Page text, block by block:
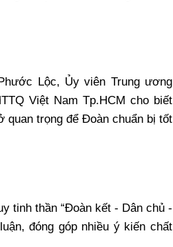
Lộc, Ủy viên Trung ương
Việt Nam Tp.HCM cho biết
quan trọng để Đoàn chuẩn bị tốt
tinh thần “Đoàn kết - Dân chủ -
đóng góp nhiều ý kiến chất